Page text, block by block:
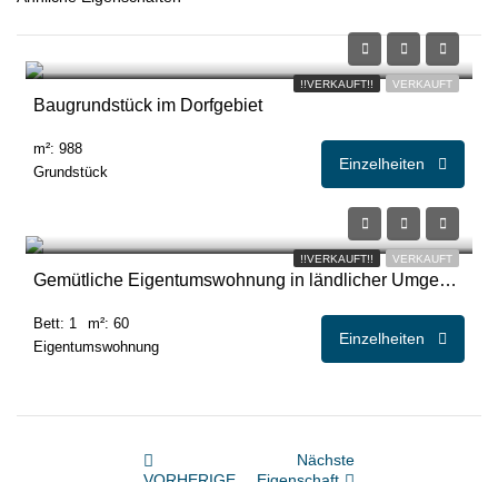
!!VERKAUFT!! VERKAUFT
Baugrundstück im Dorfgebiet
m²: 988
Grundstück
Einzelheiten
!!VERKAUFT!! VERKAUFT
Gemütliche Eigentumswohnung in ländlicher Umgebung
Bett: 1
m²: 60
Eigentumswohnung
Einzelheiten
Nächste